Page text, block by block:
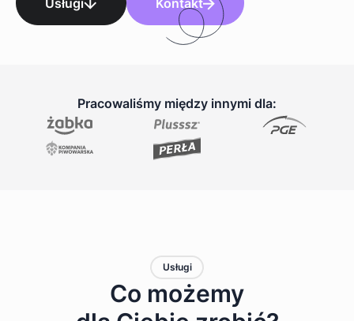
Pracowaliśmy między innymi dla:
Usługi
Co możemy